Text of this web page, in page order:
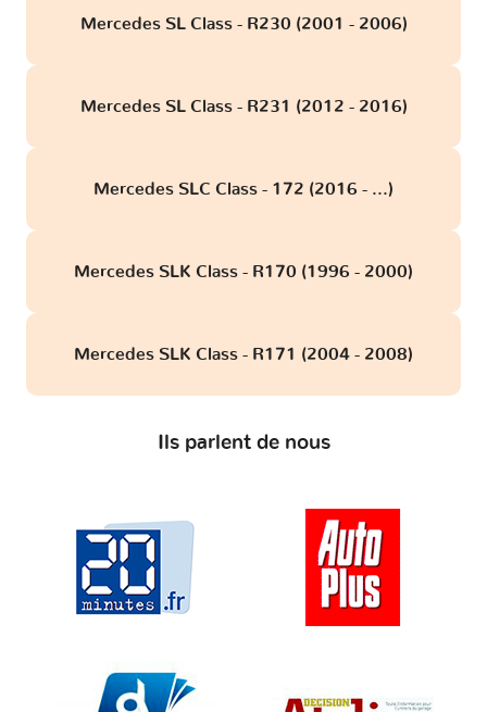
Mercedes SL Class - R230 (2001 - 2006)
Mercedes SL Class - R231 (2012 - 2016)
Mercedes SLC Class - 172 (2016 - ...)
Mercedes SLK Class - R170 (1996 - 2000)
Mercedes SLK Class - R171 (2004 - 2008)
Ils parlent de nous